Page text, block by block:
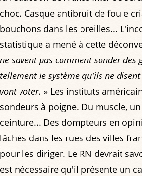
choc. Casque antibruit de foule
bouchons dans les oreilles...
statistique a mené à cette
ne savent pas comment sonder des
tellement le système qu'ils ne
vont voter. » Les instituts
sondeurs à poigne. Du muscle,
ceinture... Des dompteurs en
lâchés dans les rues des villes
pour les diriger. Le RN devrait
est nécessaire qu'il présente un